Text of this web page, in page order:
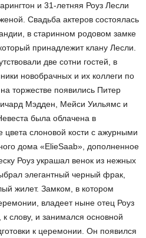
и 31-летняя Роуз Лесли
Свадьба актеров состоялась
в старинном родовом замке
принадлежит клану Лесли.
две сотни гостей, в
новобрачных и их коллеги по
торжестве появились Питер
Мэдден, Мейси Уильямс и
была облачена в
цвета слоновой кости с ажурными
дома «ElieSaab», дополненное
Роуз украшал венок из нежных
элегантный черный фрак,
жилет. Замком, в котором
владеет ныне отец Роуз
слову, и занимался основной
к церемонии. Он появился